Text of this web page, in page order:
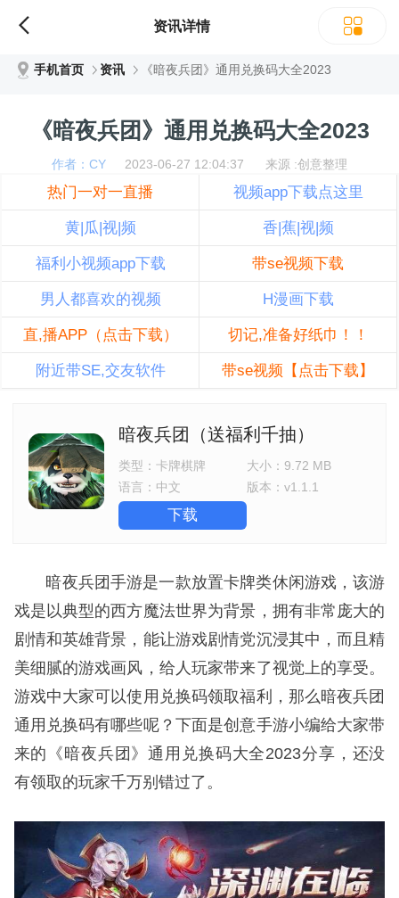
资讯详情
手机首页 资讯 《暗夜兵团》通用兑换码大全2023
《暗夜兵团》通用兑换码大全2023
作者：CY 2023-06-27 12:04:37 来源 :创意整理
热门一对一直播 视频app下载点这里
黄|瓜|视|频 香|蕉|视|频
福利小视频app下载 带se视频下载
男人都喜欢的视频 H漫画下载
直,播APP（点击下载） 切记,准备好纸巾！！
附近带SE,交友软件 带se视频【点击下载】
暗夜兵团（送福利千抽）
类型：卡牌棋牌 大小： 9.72 MB
语言： 中文 版本：v1.1.1
下载
暗夜兵团手游是一款放置卡牌类休闲游戏，该游
戏是以典型的西方魔法世界为背景，拥有非常庞大的
剧情和英雄背景，能让游戏剧情党沉浸其中，而且精
美细腻的游戏画风，给人玩家带来了视觉上的享受。
游戏中大家可以使用兑换码领取福利，那么暗夜兵团
通用兑换码有哪些呢？下面是创意手游小编给大家带
来的《暗夜兵团》通用兑换码大全2023分享，还没
有领取的玩家千万别错过了。